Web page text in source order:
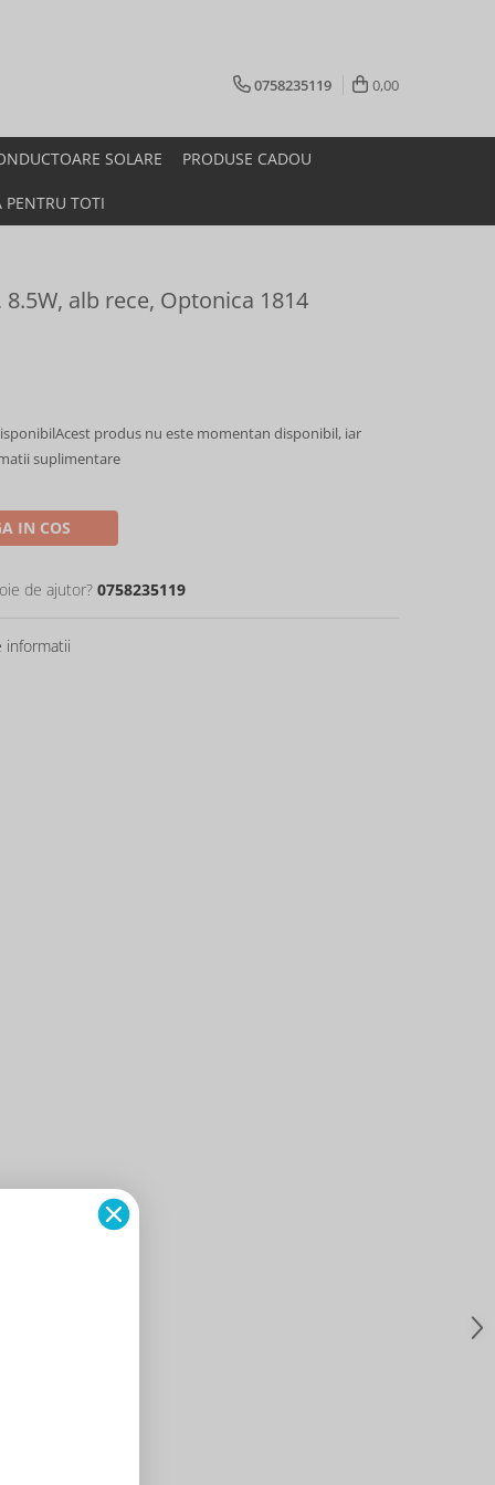
0758235119 0,00
SOLARE PRODUSE CADOU
PENTRU TOTI
8.5W, alb rece, Optonica 1814
Acest produs nu este momentan disponibil, iar
suplimentare
IN COS
de ajutor? 0758235119
informatii